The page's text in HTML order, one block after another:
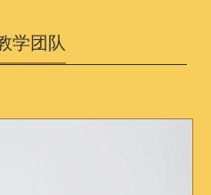
学团队